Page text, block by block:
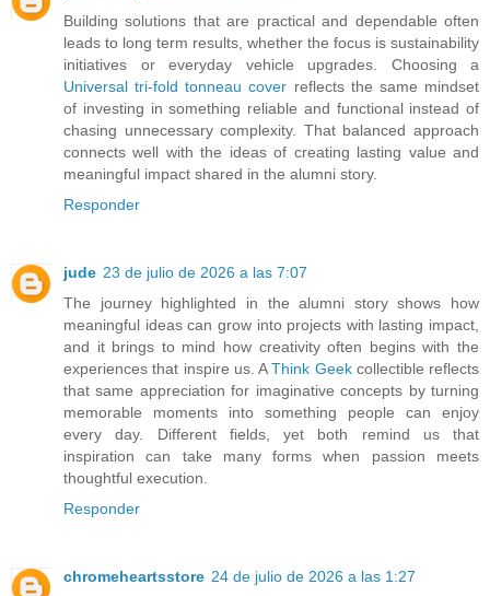
Building solutions that are practical and dependable often
leads to long term results, whether the focus is sustainability
initiatives or everyday vehicle upgrades. Choosing a
Universal tri-fold tonneau cover reflects the same mindset
of investing in something reliable and functional instead of
chasing unnecessary complexity. That balanced approach
connects well with the ideas of creating lasting value and
meaningful impact shared in the alumni story.
Responder
jude 23 de julio de 2026 a las 7:07
The journey highlighted in the alumni story shows how
meaningful ideas can grow into projects with lasting impact,
and it brings to mind how creativity often begins with the
experiences that inspire us. AThink Geekcollectible reflects
that same appreciation for imaginative concepts by turning
memorable moments into something people can enjoy
every day. Different fields, yet both remind us that
inspiration can take many forms when passion meets
thoughtful execution.
Responder
chromeheartsstore 24 de julio de 2026 a las 1:27